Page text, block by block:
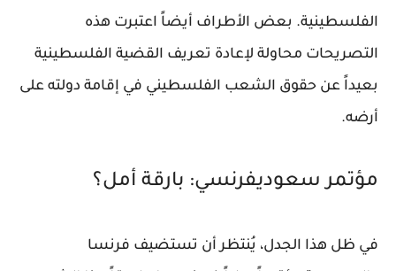
الفلسطينية. بعض الأطراف أيضاً اعتبرت هذه
التصريحات محاولة لإعادة تعريف القضية الفلسطينية
بعيداً عن حقوق الشعب الفلسطيني في إقامة دولته على
أرضه.
مؤتمر سعوديفرنسي: بارقة أمل؟
في ظل هذا الجدل، يُنتظر أن تستضيف فرنسا